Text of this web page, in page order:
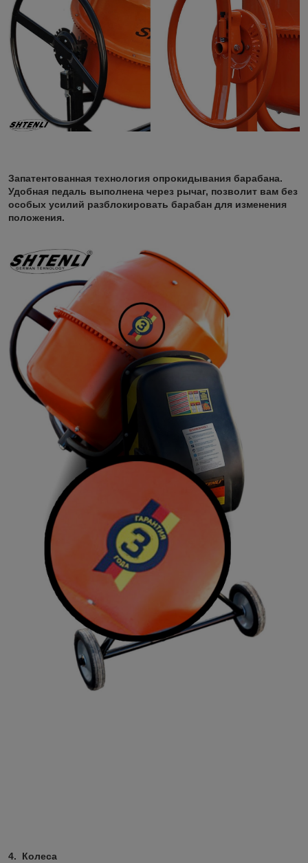
Запатентованная технология опрокидывания барабана.
Удобная педаль выполнена через рычаг, позволит вам без
особых усилий разблокировать барабан для изменения
положения.
4. Колеса